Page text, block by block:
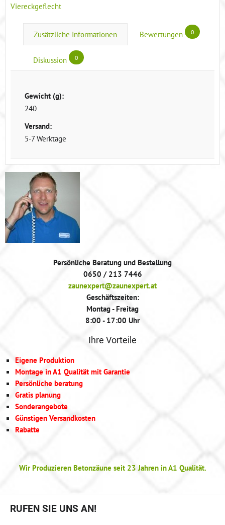
Viereckgeflecht
Zusätzliche Informationen Bewertungen 0
Diskussion 0
Gewicht (g):
240
Versand:
5-7 Werktage
Persönliche Beratung und Bestellung
0650 / 213 7446
zaunexpert@zaunexpert.at
Geschäftszeiten:
Montag - Freitag
8:00 - 17:00 Uhr
Ihre Vorteile
Eigene Produktion
Montage in A1 Qualität mit Garantie
Persönliche beratung
Gratis planung
Sonderangebote
Günstigen Versandkosten
Rabatte
Wir Produzieren Betonzäune seit 23 Jahren in A1 Qualität.
RUFEN SIE UNS AN!